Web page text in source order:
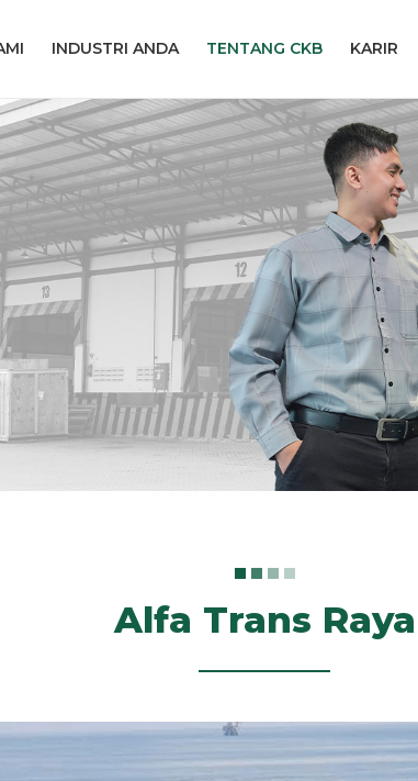
INDUSTRI ANDA TENTANG CKB KARIR
Alfa Trans Raya